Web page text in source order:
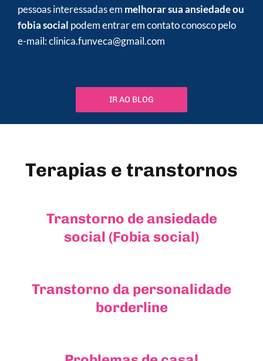
pessoas interessadas em melhorar sua ansiedade ou
fobia social podem entrar em contato conosco pelo
e-mail: clinica.funveca@gmail.com
IR AO BLOG
Terapias e transtornos
Transtorno de ansiedade
social (Fobia social)
Transtorno da personalidade
borderline